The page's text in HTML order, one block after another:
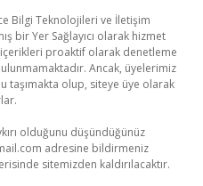
Bilgi Teknolojileri ve İletişim
bir Yer Sağlayıcı olarak hizmet
proaktif olarak denetleme
Ancak, üyelerimiz
taşımakta olup, siteye üye olarak
olduğunu düşündüğünüz
adresine bildirmeniz
sitemizden kaldırılacaktır.